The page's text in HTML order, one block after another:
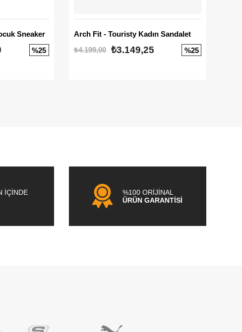
Sneaker
%25
Arch Fit - Touristy Kadın Sandalet
₺4.199,00
₺3.149,25 %25
İÇİNDE
%100 ORİJİNAL
ÜRÜN GARANTİSİ